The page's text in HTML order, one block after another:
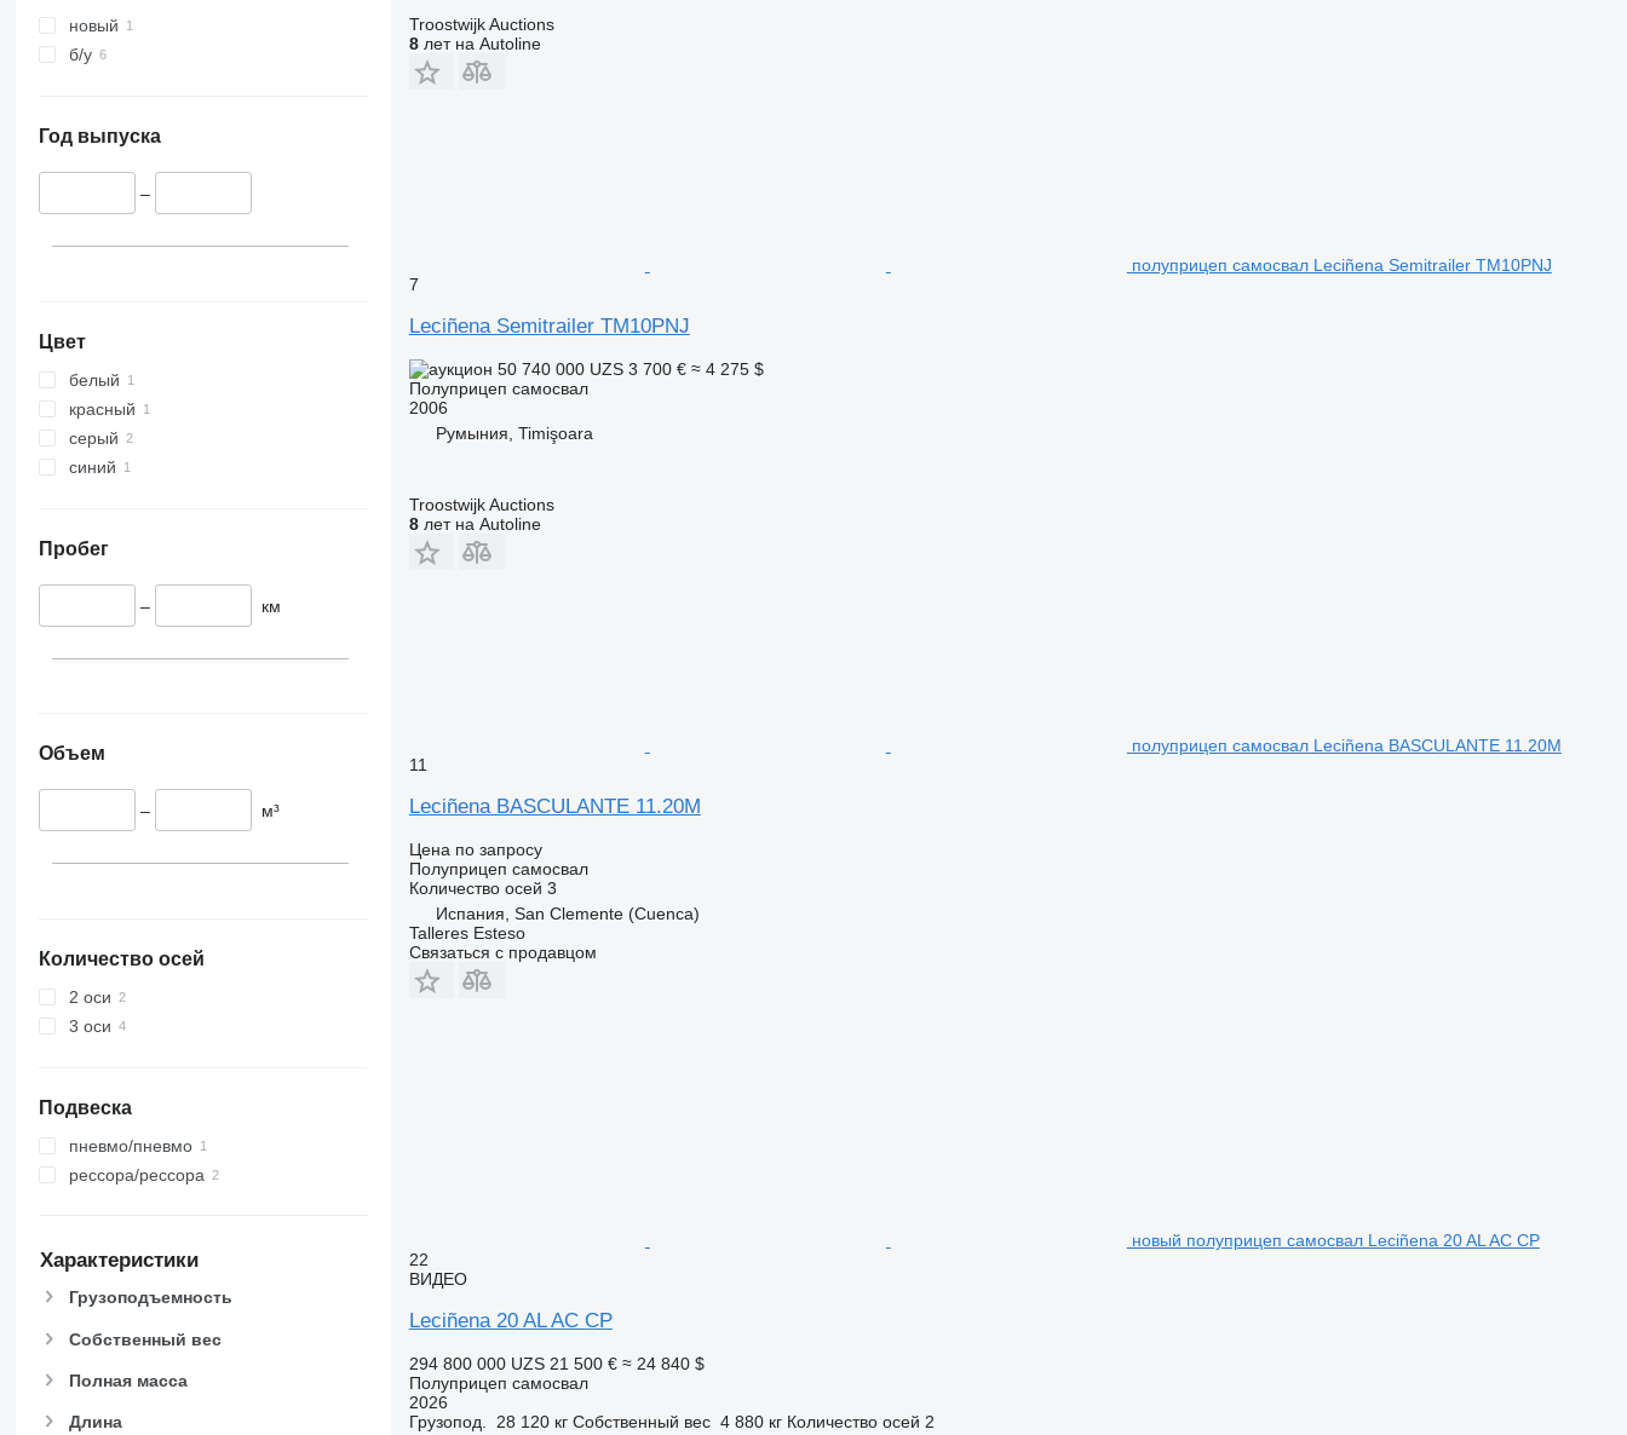
новый
б/у
Год выпуска
–
Цвет
белый
красный
серый
синий
Пробег
– км
Объем
– м³
Количество осей
2 оси
3 оси
Подвеска
пневмо/пневмо
рессора/рессора
Характеристики
Грузоподъемность
Собственный вес
Полная масса
Длина
Troostwijk Auctions
8лет на Autoline
полуприцеп самосвал Leciñena Semitrailer TM10PNJ
7
Leciñena Semitrailer TM10PNJ
50 740 000 UZS 3 700 € ≈ 4 275 $
Полуприцеп самосвал
2006
Румыния, Timişoara
Troostwijk Auctions
8лет на Autoline
полуприцеп самосвал Leciñena BASCULANTE 11.20M
11
Leciñena BASCULANTE 11.20M
Цена по запросу
Полуприцеп самосвал
Количество осей 3
Испания, San Clemente (Cuenca)
Talleres Esteso
Связаться с продавцом
новый полуприцеп самосвал Leciñena 20 AL AC CP
22
ВИДЕО
Leciñena 20 AL AC CP
294 800 000 UZS 21 500 € ≈ 24 840 $
Полуприцеп самосвал
2026
Грузопод.
28 120 кг Собственный вес 4 880 кг Количество осей 2